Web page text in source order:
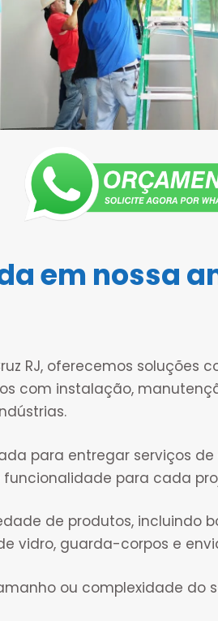
em nossa
RJ, oferecemos soluções
com instalação,
para entregar serviços
para cada
de produtos, incluindo
vidro, guarda-corpos e
ou complexidade do